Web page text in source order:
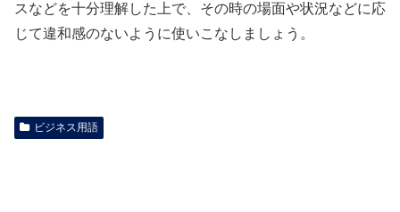
スなどを十分理解した上で、その時の場面や状況などに応
じて違和感のないように使いこなしましょう。
ビジネス用語